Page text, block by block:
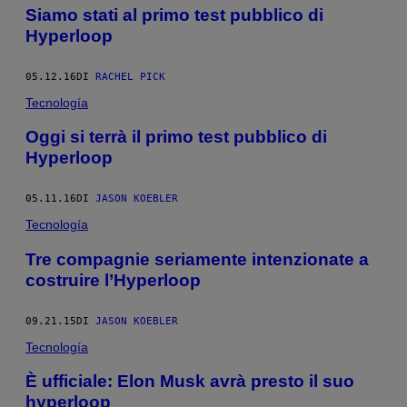
Siamo stati al primo test pubblico di
Hyperloop
05.12.16DI RACHEL PICK
Tecnología
Oggi si terrà il primo test pubblico di
Hyperloop
05.11.16 DI JASON KOEBLER
Tecnología
Tre compagnie seriamente intenzionate a
costruire l’Hyperloop
09.21.15DI JASON KOEBLER
Tecnología
È ufficiale: Elon Musk avrà presto il suo
hyperloop